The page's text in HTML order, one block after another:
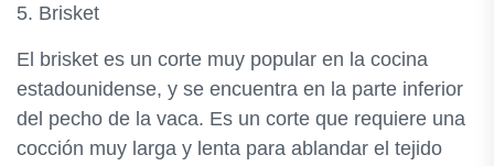
5. Brisket
El brisket es un corte muy popular en la cocina
estadounidense, y se encuentra en la parte inferior
del pecho de la vaca. Es un corte que requiere una
cocción muy larga y lenta para ablandar el tejido